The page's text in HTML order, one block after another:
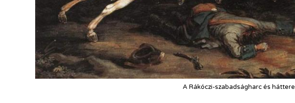
A Rákóczi-szabadságharc és háttere